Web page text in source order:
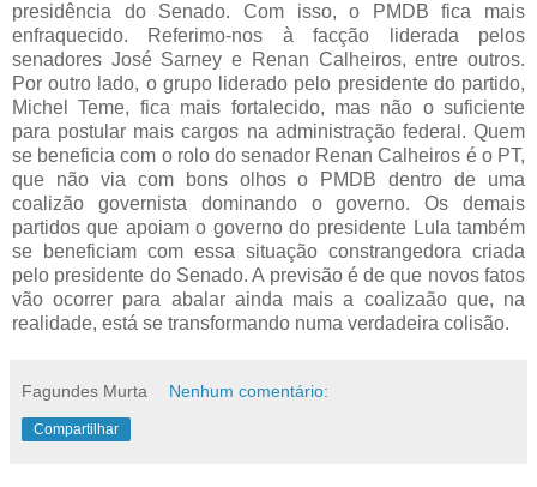
presidência do Senado. Com isso, o PMDB fica mais
enfraquecido. Referimo-nos à facção liderada pelos
senadores José Sarney e Renan Calheiros, entre outros.
Por outro lado, o grupo liderado pelo presidente do partido,
Michel Teme, fica mais fortalecido, mas não o suficiente
para postular mais cargos na administração federal. Quem
se beneficia com o rolo do senador Renan Calheiros é o PT,
que não via com bons olhos o PMDB dentro de uma
coalizão governista dominando o governo. Os demais
partidos que apoiam o governo do presidente Lula também
se beneficiam com essa situação constrangedora criada
pelo presidente do Senado. A previsão é de que novos fatos
vão ocorrer para abalar ainda mais a coalizaão que, na
realidade, está se transformando numa verdadeira colisão.
Fagundes Murta Nenhum comentário:
Compartilhar